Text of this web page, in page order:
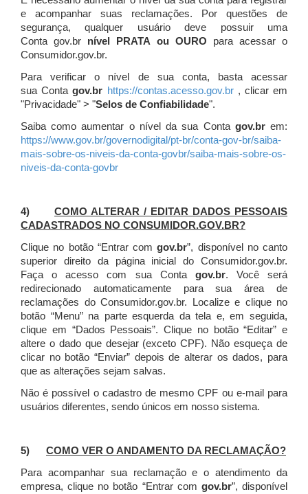
e acompanhar suas reclamações. Por questões de
segurança, qualquer usuário deve possuir uma
Conta gov.br nível PRATA ou OURO para acessar o
Consumidor.gov.br.
Para verificar o nível de sua conta, basta acessar
sua Contagov.br https://contas.acesso.gov.br, clicar em
"Privacidade" > "Selos de Confiabilidade".
Saiba como aumentar o nível da sua Conta gov.brem:
https://www.gov.br/governodigital/pt-br/conta-gov-br/saiba-
mais-sobre-os-niveis-da-conta-govbr/saiba-mais-sobre-os-
niveis-da-conta-govbr
4) COMO ALTERAR / EDITAR DADOS PESSOAIS
CADASTRADOS NO CONSUMIDOR.GOV.BR?
Clique no botão “Entrar comgov.br”, disponível no canto
superior direito da página inicial do Consumidor.gov.br.
Faça o acesso com sua Conta gov.br. Você será
redirecionado automaticamente para sua área de
reclamações do Consumidor.gov.br.
Localize e clique no
botão “Menu” na parte esquerda da tela e, em seguida,
clique em “Dados Pessoais”. Clique no botão “Editar” e
altere o dado que desejar (exceto CPF). Não esqueça de
clicar no botão “Enviar” depois de alterar os dados, para
que as alterações sejam salvas.
Não é possível o cadastro de mesmo CPF ou e-mail para
usuários diferentes, sendo únicos em nosso sistema.
5) COMO VER O ANDAMENTO DA RECLAMAÇÃO?
Para acompanhar sua reclamação e o atendimento da
empresa, clique no botão “Entrar com gov.br”, disponível